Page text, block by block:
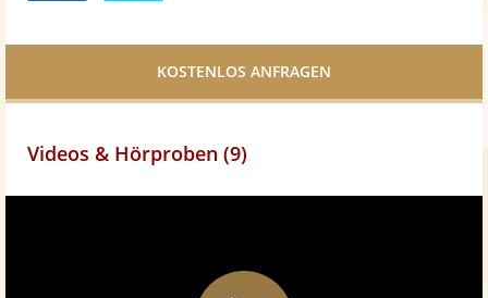
Facebook
Videos & Hörproben (9)